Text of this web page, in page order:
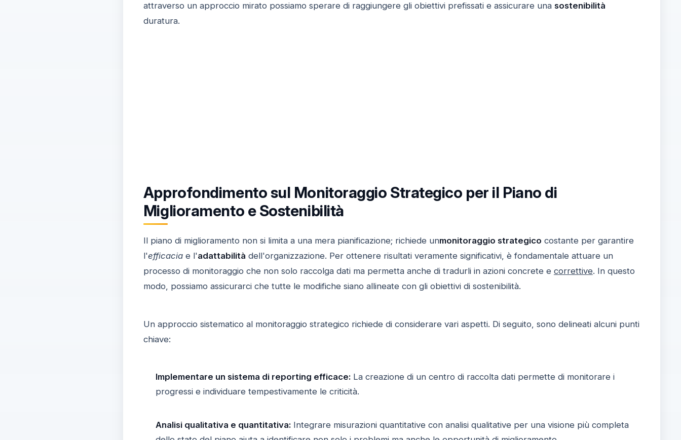
attraverso un approccio mirato possiamo sperare di raggiungere gli obiettivi prefissati e assicurare una sostenibilità
duratura.
Approfondimento sul Monitoraggio Strategico per il Piano di
Miglioramento e Sostenibilità
Il piano di miglioramento non si limita a una mera pianificazione; richiede unmonitoraggio strategico costante per garantire
l'efficaciae l'adattabilità dell'organizzazione. Per ottenere risultati veramente significativi, è fondamentale attuare un
processo di monitoraggio che non solo raccolga dati ma permetta anche di tradurli in azioni concrete e correttive. In questo
modo, possiamo assicurarci che tutte le modifiche siano allineate con gli obiettivi di sostenibilità.
Un approccio sistematico al monitoraggio strategico richiede di considerare vari aspetti. Di seguito, sono delineati alcuni punti
chiave:
Implementare un sistema di reporting efficace:La creazione di un centro di raccolta dati permette di monitorare i
progressi e individuare tempestivamente le criticità.
Analisi qualitativa e quantitativa:Integrare misurazioni quantitative con analisi qualitative per una visione più completa